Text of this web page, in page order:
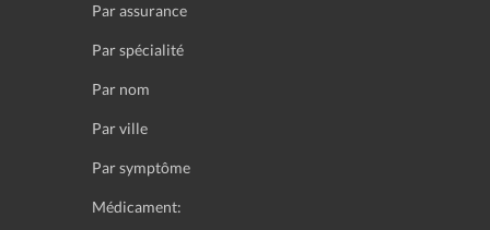
Par assurance
Par spécialité
Par nom
Par ville
Par symptôme
Médicament: